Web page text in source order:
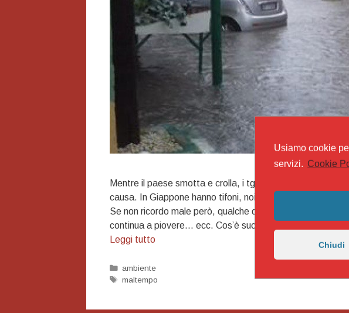
Mentre il paese smotta e crolla, i tg ci danno la notizia di
causa. In Giappone hanno tifoni, noi abbiamo la pioggia.
Se non ricordo male però, qualche decennio fa non
continua a piovere… ecc. Cos’è successo in tutto questo
Leggi tuttoIl
e
il
Categorie
ambiente
Tag
maltempo
Usiamo cookie
servizi. Cookie
Chiudi